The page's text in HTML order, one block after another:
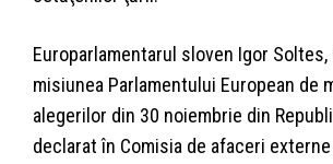
Europarlamentarul sloven Igor
misiunea Parlamentului European de
alegerilor din 30 noiembrie din
declarat în Comisia de afaceri